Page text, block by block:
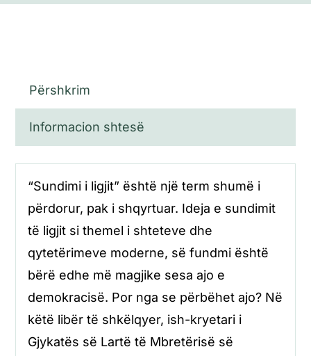
Përshkrim
Informacion shtesë
“Sundimi i ligjit” është një term shumë i
përdorur, pak i shqyrtuar. Ideja e sundimit
të ligjit si themel i shteteve dhe
qytetërimeve moderne, së fundmi është
bërë edhe më magjike sesa ajo e
demokracisë. Por nga se përbëhet ajo? Në
këtë libër të shkëlqyer, ish-kryetari i
Gjykatës së Lartë të Mbretërisë së